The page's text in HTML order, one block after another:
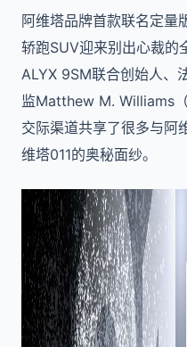
阿维塔品牌首款联名定
轿跑SUV迎来别出心裁的
ALYX 9SM联合创始人、
监Matthew M. Williams
交际渠道共享了很多与阿
维塔011的奥秘面纱。